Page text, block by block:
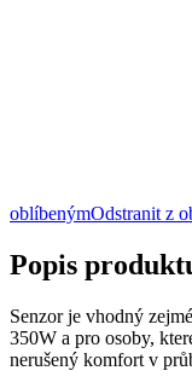
oblíbenýmOdstranit z
Popis
Senzor je vhodný
350W a pro osoby,
nerušený komfort v